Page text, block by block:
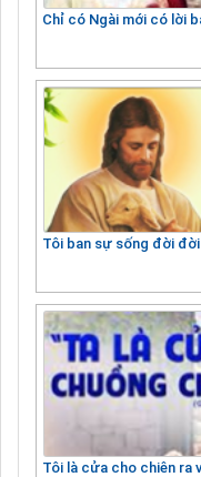
Chỉ có Ngài mới có lời
Tôi ban sự sống đời
Tôi là cửa cho chiên ra